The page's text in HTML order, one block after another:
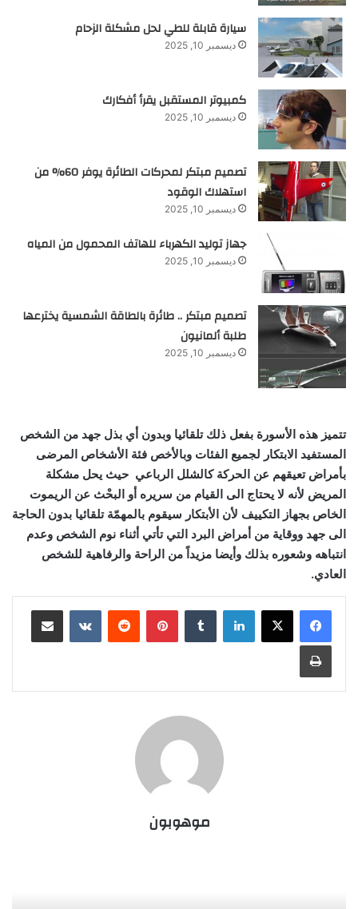
سيارة قابلة للطي لحل مشكلة الزحام
ديسمبر 10, 2025
كمبيوتر المستقبل يقرأ أفكارك
ديسمبر 10, 2025
تصميم مبتكر لمحركات الطائرة يوفر 60% من
استهلاك الوقود
ديسمبر 10, 2025
جهاز توليد الكهرباء للهاتف المحمول من المياه
ديسمبر 10, 2025
تصميم مبتكر .. طائرة بالطاقة الشمسية يخترعها
طلبة ألمانيون
ديسمبر 10, 2025
تتميز هذه الأسورة بفعل ذلك تلقائيا وبدون أي بذل جهد من الشخص
المستفيد الابتكار لجميع الفئات وبالأخص فئة الأشخاص المرضى
بأمراض تعيقهم عن الحركة كالشلل الرباعي حيث يحل مشكلة
المريض لأنه لا يحتاج الى القيام من سريره أو البحْث عن الريموت
الخاص بجهاز التكييف لأن الأبتكار سيقوم بالمهمّة تلقائيا بدون الحاجة
الى جهد ووقاية من أمراض البرد التي تأتي أثناء نوم الشخص وعدم
انتباهه وشعوره بذلك وأيضا مزيداً من الراحة والرفاهية للشخص
العادي.
لينكدإن بينتيريست
موهوبون